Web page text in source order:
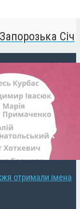
Січ
отримали імена